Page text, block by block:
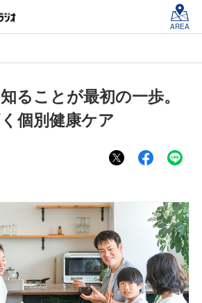
AREA
ることが最初の一歩。
個別健康ケア